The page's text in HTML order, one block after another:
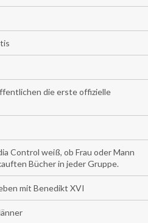
die erste offizielle
Control weiß, ob Frau oder Mann
Bücher in jeder Gruppe.
mit Benedikt XVI